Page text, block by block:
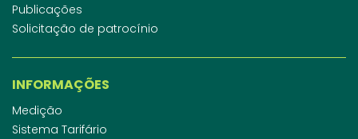
Publicações
Solicitação de patrocínio
INFORMAÇÕES
Medição
Sistema Tarifário